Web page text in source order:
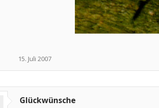
15. Juli 2007
Glückwünsche